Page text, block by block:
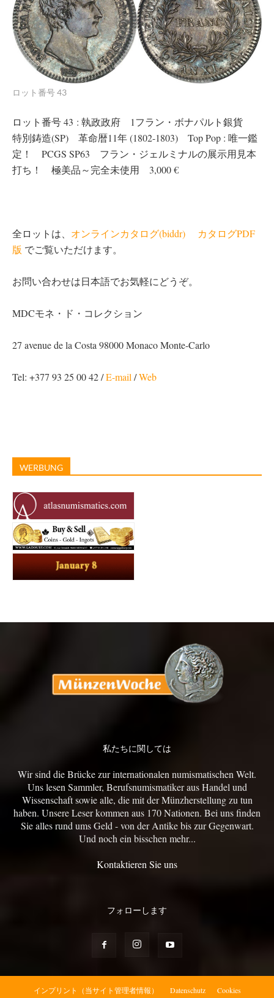
ロット番号 43
ロット番号 43 : 執政政府 1フラン・ボナパルト銀貨
特別鋳造(SP) 革命暦11年 (1802-1803) Top Pop : 唯一鑑
定！ PCGS SP63 フラン・ジェルミナルの展示用見本
打ち！ 極美品～完全未使用 3,000 €
全ロットは、 オンラインカタログ(biddr)
カタログPDF
版 でご覧いただけます。
お問い合わせは日本語でお気軽にどうぞ。
MDCモネ・ド・コレクション
27 avenue de la Costa 98000 Monaco Monte-Carlo
Tel: +377 93 25 00 42 /E-mail/Web
WERBUNG
私たちに関しては
Wir sind die Brücke zur internationalen numismatischen Welt.
Uns lesen Sammler, Berufsnumismatiker aus Handel und
Wissenschaft sowie alle, die mit der Münzherstellung zu tun
haben. Unsere Leser kommen aus 170 Nationen. Bei uns finden
Sie alles rund ums Geld - von der Antike bis zur Gegenwart.
Und noch ein bisschen mehr...
Kontaktieren Sie uns
フォローします
インプリント（当サイト管理者情報） Datenschutz Cookies